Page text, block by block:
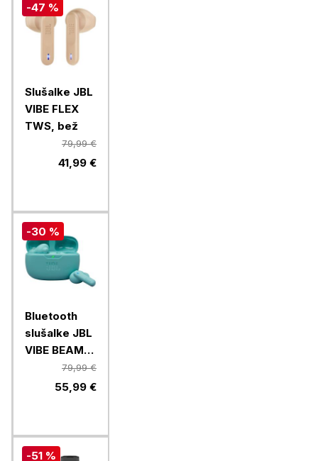
-47 %
Slušalke JBL
VIBE FLEX
TWS, bež
79,99 €
41,99 €
-30 %
Bluetooth
slušalke JBL
VIBE BEAM
2, modre79,99 €
55,99 €
-51 %